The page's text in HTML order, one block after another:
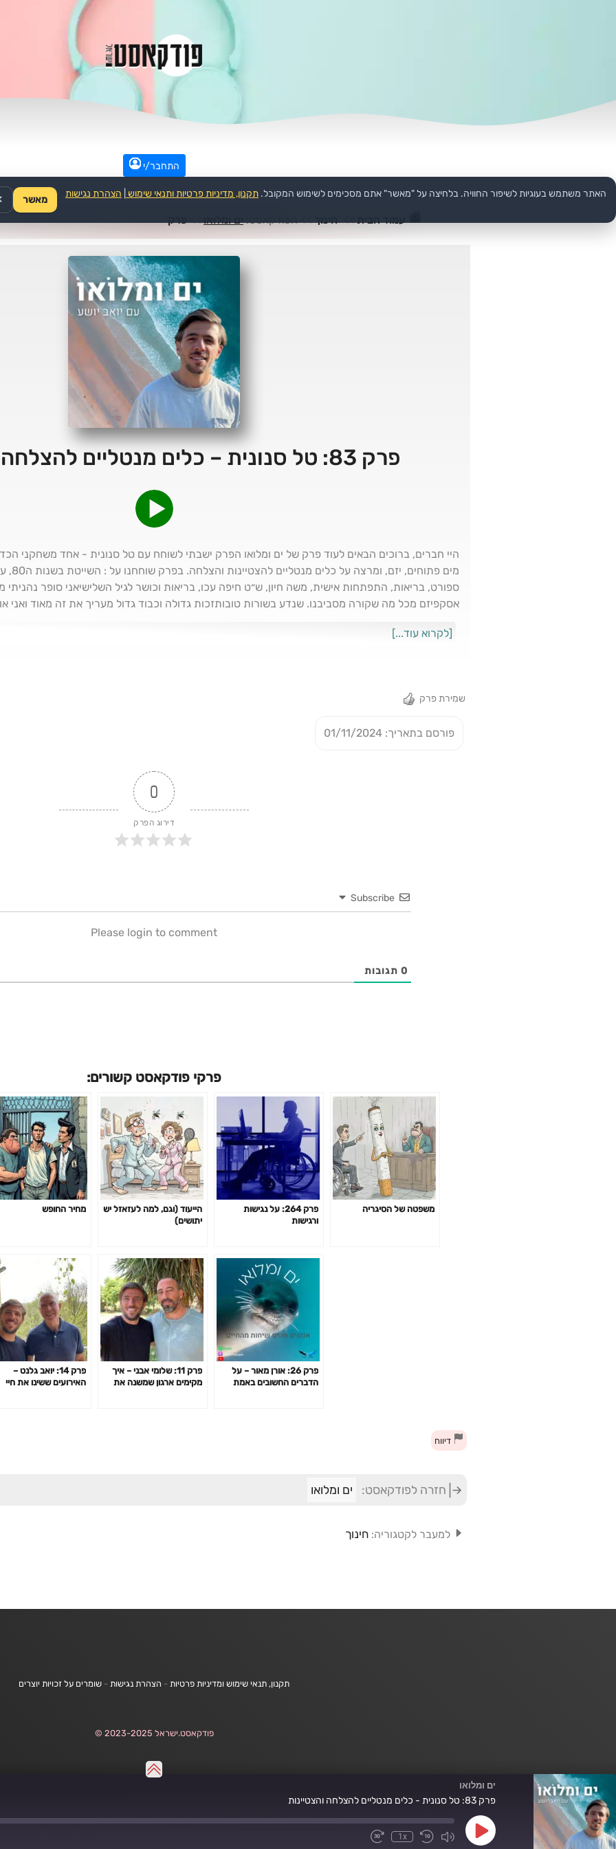
התחבר/י
עמוד הבית >> חינוך >>הפודקאסט: ים ומלואו >>פרק
פרק 83: טל סנונית – כלים מנטליים להצלחה והצטיינות
ים ומלואו
פרק 83: טל סנונית - כלים מנטליים להצלחה והצטיינות
Play
Episode
Mute/Unmute
Rewind
1x
Fast
היי חברים, ברוכים הבאים לעוד פרק של ים ומלואו הפרק ישבתי לשוחח עם טל סנונית - אחד משחקני
מים
ספורט, בריאות, התפתחות אישית, משה חיון, ש״ט חיפה עכו, בריאות וכושר לגיל השלישיאני סופר
אסקפיזם מכל מה שקורה מסביבנו. שנדע בשורות טובותזכות גדולה וכבוד גדול מעריך את זה מאוד
[לקרוא עוד...]
שמירת פרק
פורסם בתאריך: 01/11/2024
0
דירוג הפרק
Subscribe
Please login to comment
0 תגובות
פרקי פודקאסט קשורים:
משפטה של הסיגריה
פרק 264: על נגישות
ורגישות
הייעוד (וגם, למה לעזאזל יש
יתושים)
מחיר החופש
פרק 26: אורן מאור – על
הדברים החשובים באמת
פרק 11: שלומי אבני – איך
מקימים ארגון שמשנה את
פרק 14: יואב גלנט –
האירועים ששינו את חיי
דיווח
חזרה לפודקאסט: ים ומלואו
למעבר לקטגוריה: חינוך
תקנון, תנאי שימוש ומדיניות פרטיות - הצהרת נגישות - שומרים על זכויות יוצרים
פודקאסט.ישראל 2023-2025 ©
האתר משתמש בעוגיות לשיפור החוויה. בלחיצה על "מאשר" אתם מסכימים לשימוש המקובל. תקנון, מדיניות פרטיות ותנאי שימוש הצהרת נגישות
מאשר